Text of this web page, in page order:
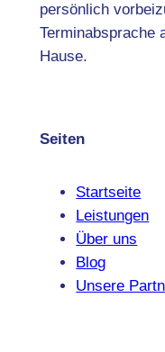
persönlich
Terminabsprache
Hause.
Seiten
Startseite
Leistungen
Über uns
Blog
Unsere